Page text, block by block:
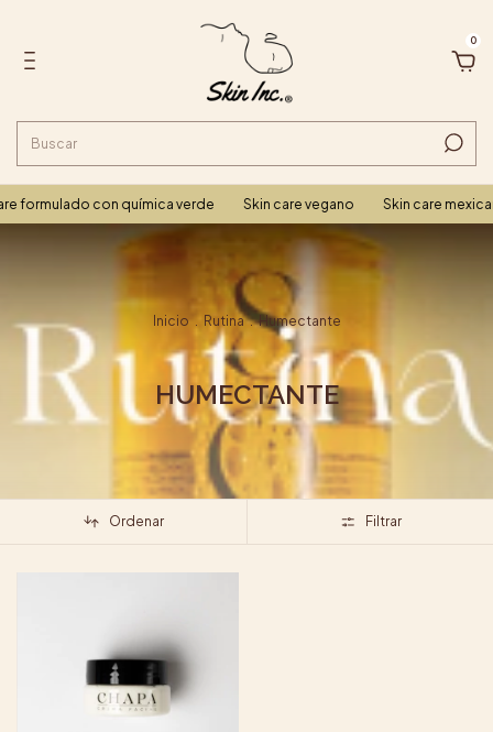
0
formulado con química verde Skin care vegano Skin care
Inicio . Rutina . Humectante
HUMECTANTE
Ordenar Filtrar